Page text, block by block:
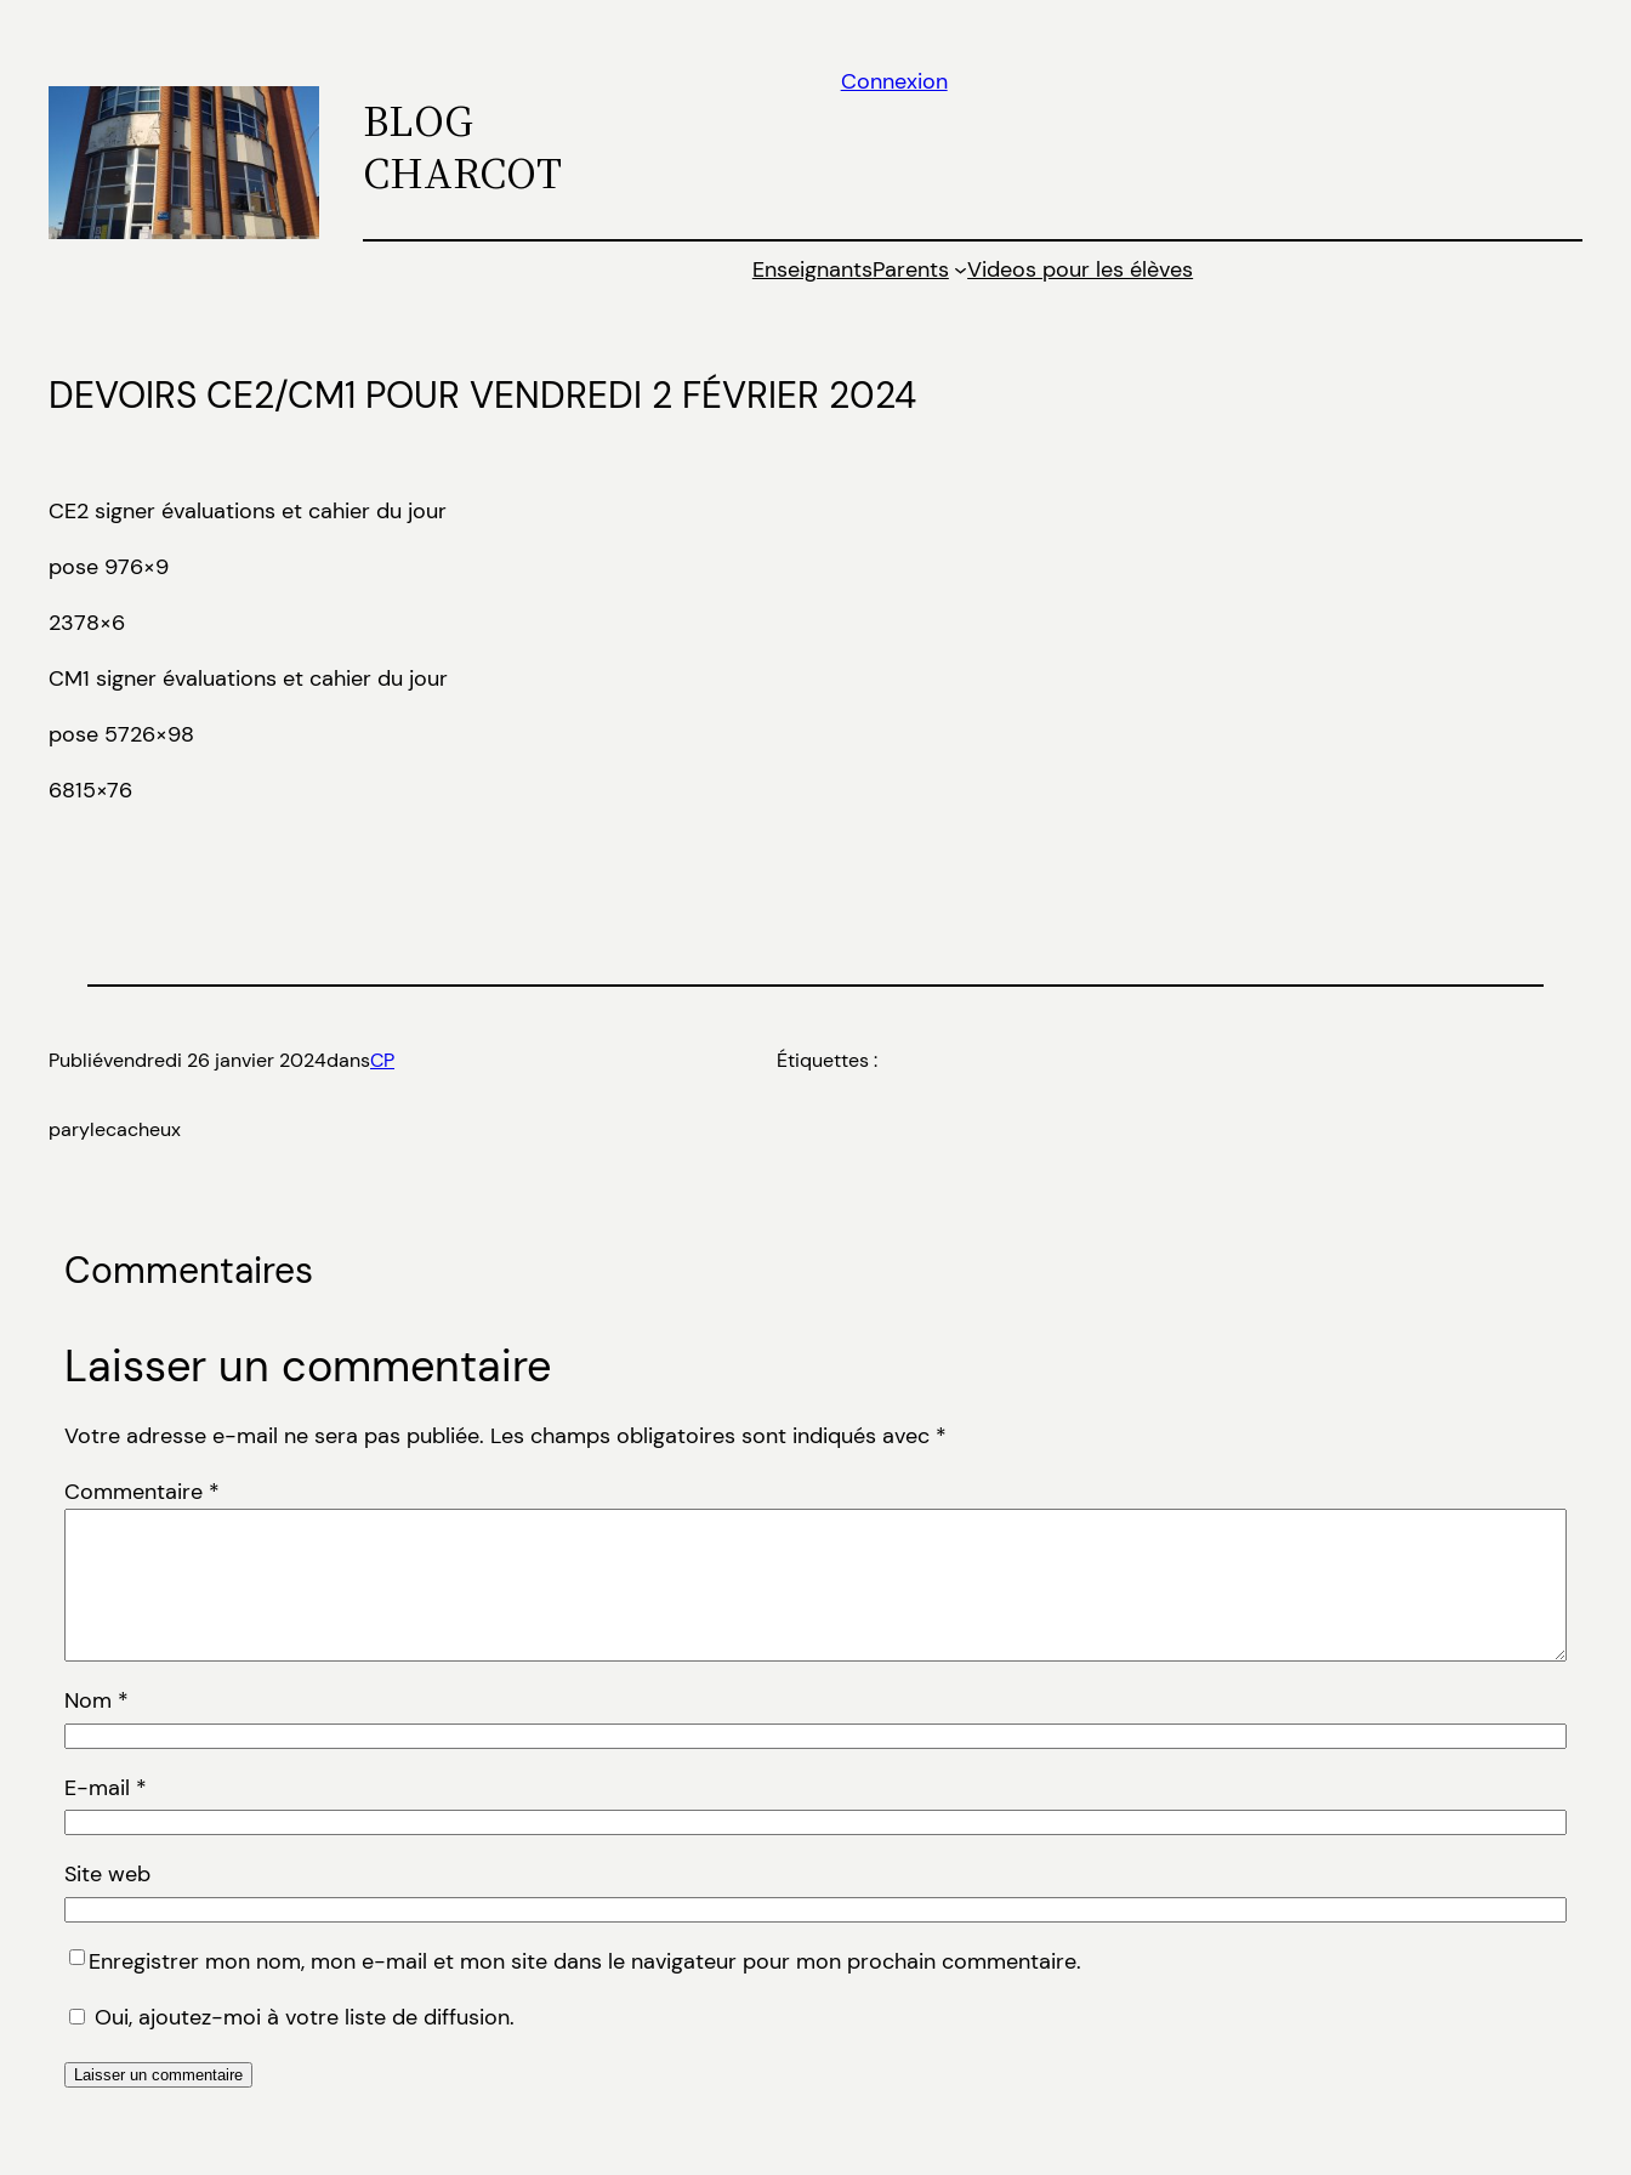
contenu
BLOG
CHARCOT
Connexion
EnseignantsParents Videos pour les élèves
DEVOIRS CE2/CM1 POUR VENDREDI 2 FÉVRIER 2024
CE2 signer évaluations et cahier du jour
pose 976×9
2378×6
CM1 signer évaluations et cahier du jour
pose 5726×98
6815×76
Publiévendredi 26 janvier 2024dansCP
parylecacheux
Étiquettes :
Commentaires
Laisser un commentaire
Votre adresse e-mail ne sera pas publiée. Les champs obligatoires sont indiqués avec *
Commentaire *
Nom *
E-mail *
Site web
Enregistrer mon nom, mon e-mail et mon site dans le navigateur pour mon prochain commentaire.
Oui, ajoutez-moi à votre liste de diffusion.